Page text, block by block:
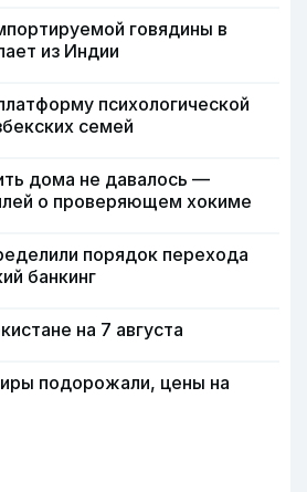
говядины в
из Индии
психологической
семей
дома не давалось —
о проверяющем хокиме
порядок перехода
банкинг
на 7 августа
подорожали, цены на